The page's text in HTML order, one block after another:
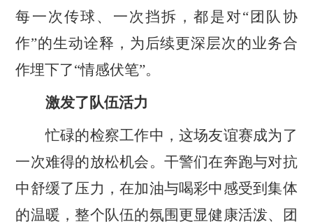
每一次传球、一次挡拆，都是对“团队协
作”的生动诠释，为后续更深层次的业务合
作埋下了“情感伏笔”。
激发了队伍活力
忙碌的检察工作中，这场友谊赛成为了
一次难得的放松机会。干警们在奔跑与对抗
中舒缓了压力，在加油与喝彩中感受到集体
的温暖，整个队伍的氛围更显健康活泼、团